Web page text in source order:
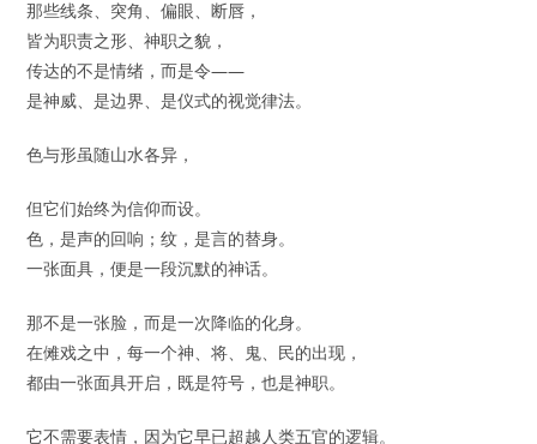
那些线条、突角、偏眼、断唇，
皆为职责之形、神职之貌，
传达的不是情绪，而是令——
是神威、是边界、是仪式的视觉律法。
色与形虽随山水各异，
但它们始终为信仰而设。
色，是声的回响；纹，是言的替身。
一张面具，便是一段沉默的神话。
那不是一张脸，而是一次降临的化身。
在傩戏之中，每一个神、将、鬼、民的出现，
都由一张面具开启，既是符号，也是神职。
它不需要表情，因为它早已超越人类五官的逻辑。